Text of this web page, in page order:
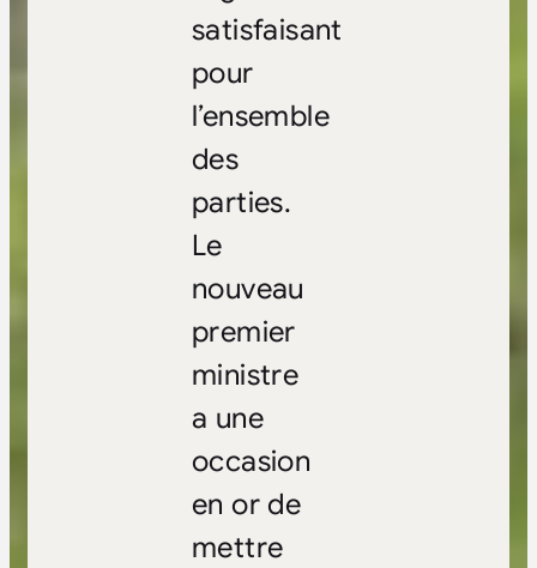
satisfaisant
pour
l’ensemble
des
parties.
Le
nouveau
premier
ministre
a une
occasion
en or de
mettre